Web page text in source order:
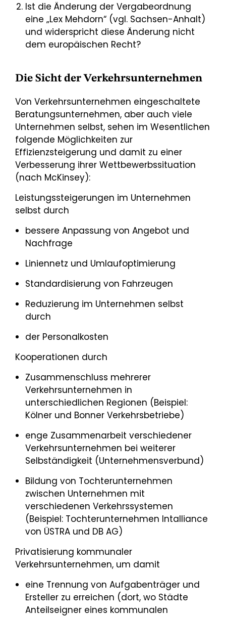
Ist die Änderung der Vergabeordnung
eine „Lex Mehdorn“ (vgl. Sachsen-Anhalt)
und widerspricht diese Änderung nicht
dem europäischen Recht?
Die Sicht der Verkehrsunternehmen
Von Verkehrsunternehmen eingeschaltete
Beratungsunternehmen, aber auch viele
Unternehmen selbst, sehen im Wesentlichen
folgende Möglichkeiten zur
Effizienzsteigerung und damit zu einer
Verbesserung ihrer Wettbewerbssituation
(nach McKinsey):
Leistungssteigerungen im Unternehmen
selbst durch
bessere Anpassung von Angebot und
Nachfrage
Liniennetz und Umlaufoptimierung
Standardisierung von Fahrzeugen
Reduzierung im Unternehmen selbst
durch
der Personalkosten
Kooperationen durch
Zusammenschluss mehrerer
Verkehrsunternehmen in
unterschiedlichen Regionen (Beispiel:
Kölner und Bonner Verkehrsbetriebe)
enge Zusammenarbeit verschiedener
Verkehrsunternehmen bei weiterer
Selbständigkeit (Unternehmensverbund)
Bildung von Tochterunternehmen
zwischen Unternehmen mit
verschiedenen Verkehrssystemen
(Beispiel: Tochterunternehmen Intalliance
von ÜSTRA und DB AG)
Privatisierung kommunaler
Verkehrsunternehmen, um damit
eine Trennung von Aufgabenträger und
Ersteller zu erreichen (dort, wo Städte
Anteilseigner eines kommunalen